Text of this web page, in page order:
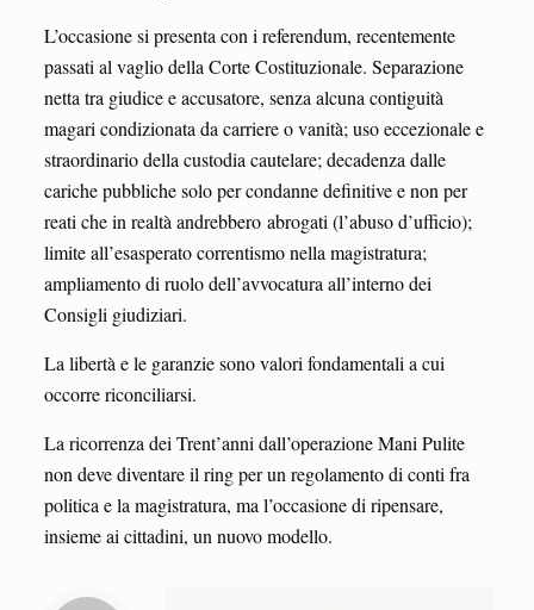
L’occasione si presenta con i referendum, recentemente
passati al vaglio della Corte Costituzionale. Separazione
netta tra giudice e accusatore, senza alcuna contiguità
magari condizionata da carriere o vanità; uso eccezionale e
straordinario della custodia cautelare; decadenza dalle
cariche pubbliche solo per condanne definitive e non per
reati che in realtà andrebbero abrogati (l’abuso d’ufficio);
limite all’esasperato correntismo nella magistratura;
ampliamento di ruolo dell’avvocatura all’interno dei
Consigli giudiziari.
La libertà e le garanzie sono valori fondamentali a cui
occorre riconciliarsi.
La ricorrenza dei Trent’anni dall’operazione Mani Pulite
non deve diventare il ring per un regolamento di conti fra
politica e la magistratura, ma l’occasione di ripensare,
insieme ai cittadini, un nuovo modello.